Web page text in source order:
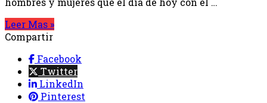
Leer Mas »
Compartir
Facebook
Twitter
LinkedIn
Pinterest